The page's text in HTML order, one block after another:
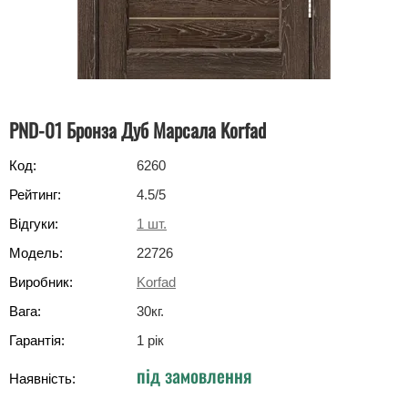
PND-01 Бронза Дуб Марсала Korfad
Код:
6260
Рейтинг:
4.5/5
Відгуки:
1 шт.
Модель:
22726
Виробник:
Korfad
Вага:
30кг.
Гарантія:
1 рік
Наявність: під замовлення